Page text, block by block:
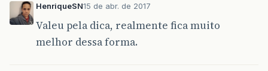
HenriqueSN15 de abr. de 2017
Valeu pela dica, realmente fica muito
melhor dessa forma.